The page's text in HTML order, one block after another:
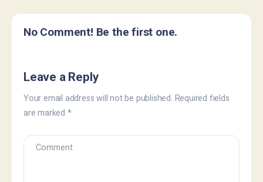
No Comment! Be the first one.
Leave a Reply
Your email address will not be published. Required fields
are marked *